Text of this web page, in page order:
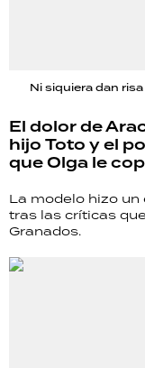
Ni siquiera dan risa
El dolor de
hijo Toto y el
que Olga le
La modelo hizo
tras las críticas
Granados.